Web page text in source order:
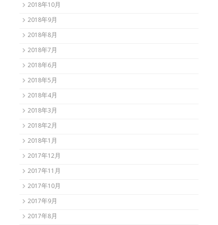
2018年10月
2018年9月
2018年8月
2018年7月
2018年6月
2018年5月
2018年4月
2018年3月
2018年2月
2018年1月
2017年12月
2017年11月
2017年10月
2017年9月
2017年8月